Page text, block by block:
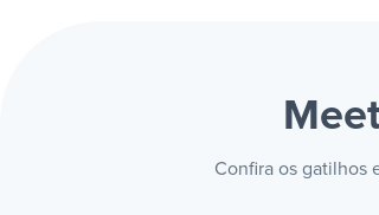
Confira os gatilhos